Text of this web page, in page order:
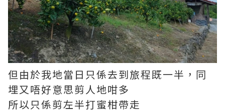
但由於我地當日只係去到旅程既一半，同
埋又唔好意思剪人地咁多
所以只係剪左半打蜜柑帶走